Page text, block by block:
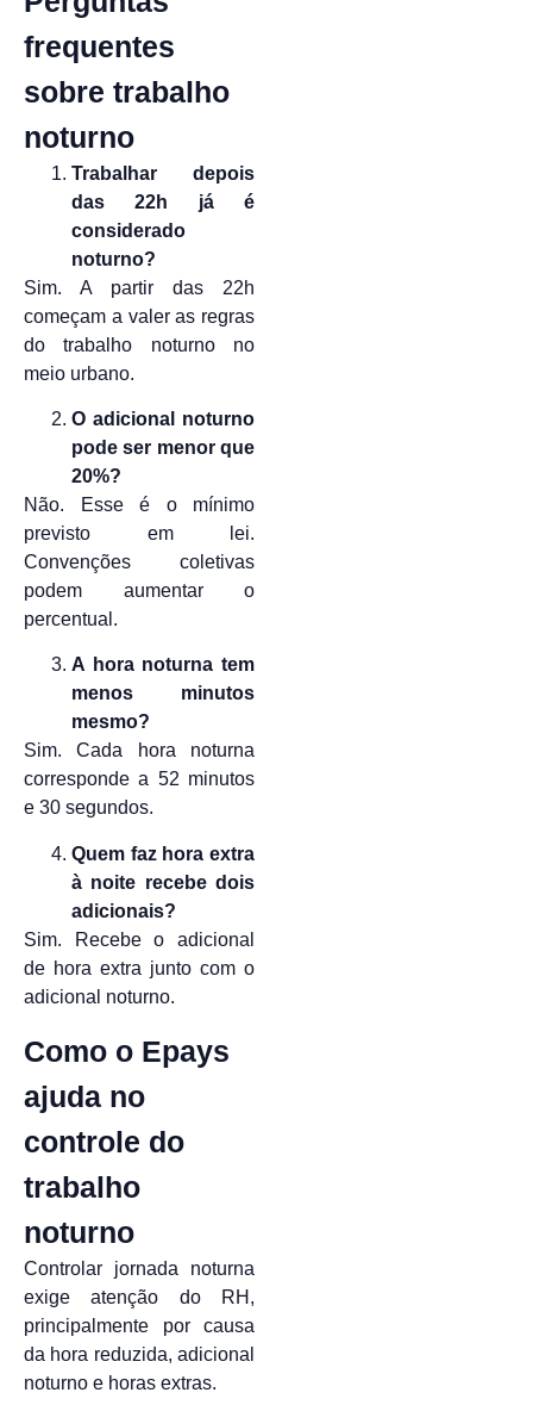
frequentes
sobre trabalho
noturno
Trabalhar depois
das 22h já é
considerado
noturno?
Sim. A partir das 22h
começam a valer as regras
do trabalho noturno no
meio urbano.
O adicional noturno
pode ser menor que
20%?
Não. Esse é o mínimo
previsto em lei.
Convenções coletivas
podem aumentar o
percentual.
A hora noturna tem
menos minutos
mesmo?
Sim. Cada hora noturna
corresponde a 52 minutos
e 30 segundos.
Quem faz hora extra
à noite recebe dois
adicionais?
Sim. Recebe o adicional
de hora extra junto com o
adicional noturno.
Como o Epays
ajuda no
controle do
trabalho
noturno
Controlar jornada noturna
exige atenção do RH,
principalmente por causa
da hora reduzida, adicional
noturno e horas extras.